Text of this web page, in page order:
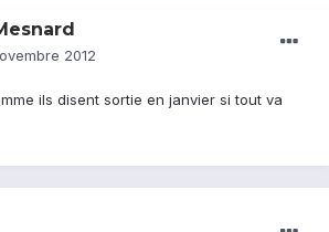
2012
ils disent sortie en janvier si tout va